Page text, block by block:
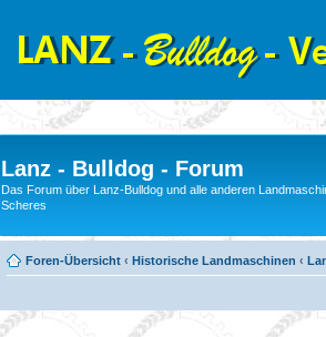
Lanz - Bulldog - Forum
Das Forum über Lanz-Bulldog und alle anderen
Scheres
Foren-Übersicht ‹ Historische Landmaschinen ‹